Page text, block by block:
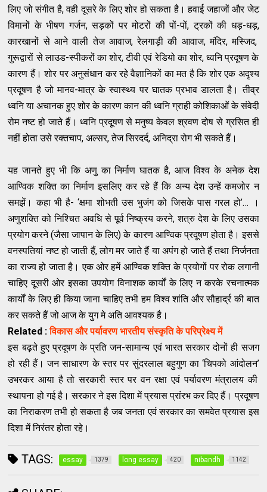
लिए जो संगीत है,वही दूसरे के लिए शोर हो सकता है। हवाई जहाजों और जेट
विमानों के भीषण गर्जन,सड़कों पर मोटरों की पों-पों, ट्रकों की धड़-धड़,
कारखानों से आने वाली तेज आवाज,रेलगाड़ी की आवाज,मंदिर, मस्‍जिद,
गुरूद्वारों से लाउड-स्‍पीकरों का शोर,टीवी एवं रेडियो का शोर,ध्‍वनि प्रदूषण के
कारण हैं। शोर पर अनुसंधान कर रहे वैज्ञानिकों का मत है कि शोर एक अदृश्‍य
प्रदूषण है जो मानव-मात्र के स्‍वास्‍थ्‍य पर घातक प्रभाव डालता है। तीव्र
ध्‍वनि या अचानक हुए शोर के कारण कान की ध्‍वनि ग्राही कोशिकाओं के संवेदी
रोम नष्‍ट हो जाते हैं। ध्‍वनि प्रदूषण से मनुष्‍य केवल श्रवण दोष से ग्रसित ही
नहीं होता उसे रक्‍तचाप, अल्‍सर,तेज सिरदर्द, अनिद्रा रोग भी सकते हैं।
यह जानते हुए भी कि अणु का निर्माण घातक है, आज विश्‍व के अनेक देश
आण्‍विक शक्‍ति का निर्माण इसलिए कर रहे हैं कि अन्‍य देश उन्‍हें कमजोर न
समझें। कहा भी है-‘क्षमा शोभती उस भुजंग को जिसके पास गरल हो’… ।
अणुशक्‍ति को निश्‍चित अवधि से पूर्व निष्‍क्रय करने, शत्रु देश के लिए उसका
प्रयोग करने (जैसा जापान के लिए) के कारण आण्‍विक प्रदूषण होता है। इससे
वनस्‍पतियां नष्‍ट हो जाती हैं,लोग मर जाते हैं या अपंग हो जाते हैं तथा निर्जनता
का राज्‍य हो जाता है। एक ओर हमें आण्‍विक शक्‍ति के प्रयोगों पर रोक लगानी
चाहिए दूसरी ओर इसका उपयोग विनाशक कार्यों के लिए न करके रचनात्‍मक
कार्यों के लिए ही किया जाना चाहिए तभी हम विश्‍व शांति और सौहार्द्र की बात
कर सकते हैं जो आज के युग मे अति आवश्‍यक है।
Related :विकास और पर्यावरण भारतीय संस्कृति के परिप्रेक्ष्य में
इस बढ़ते हुए प्रदूषण के प्रति जन-सामान्‍य एवं भारत सरकार दोनों ही सजग
हो रही हैं। जन साधारण के स्‍तर पर सुंदरलाल बहुगुण का‘चिपको आंदोलन’
उभरकर आया है तो सरकारी स्‍तर पर वन रक्षा एवं पर्यावरण मंत्रालय की
स्‍थापना हो गई है। सरकार ने इस दिशा में प्रयास प्रांरभ कर दिए हैं। प्रदूषण
का निराकरण तभी हो सकता है जब जनता एवं सरकार का समवेत प्रयास इस
दिशा में निरंतर होता रहे।
TAGS: essay 1379 long essay 420 nibandh 1142